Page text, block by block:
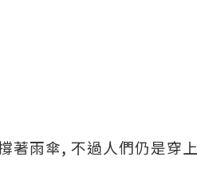
著雨傘, 不過人們仍是穿上